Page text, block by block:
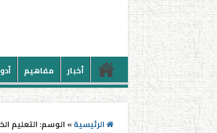
أخبار مفاهيم
الرئيسية» الوسم: التعليم